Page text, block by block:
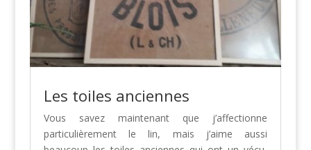
Les toiles anciennes
Vous savez maintenant que j’affectionne
particulièrement le lin, mais j’aime aussi